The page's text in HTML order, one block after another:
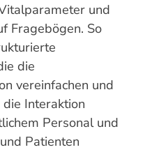
und
Fragebögen. So
die
vereinfachen und
Interaktion
Personal und
Patienten